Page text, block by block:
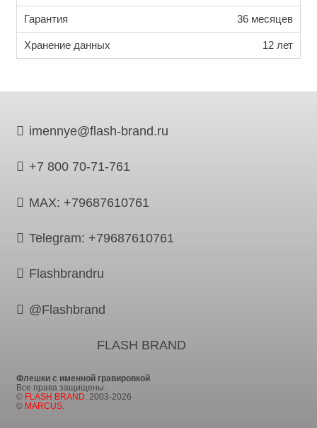
Гарантия 36 месяцев
Хранение данных 12 лет
imennye@flash-brand.ru
+7 800 70-71-761
MAX: +79687610761
Telegram: +79687610761
Flashbrandru
@Flashbrand
FLASH BRAND
Флешки с именной гравировкой
Все права защищены.
© FLASH BRAND . 2003-2026
© MARCUS.